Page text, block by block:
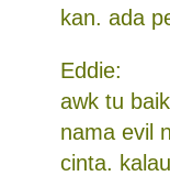
kan. ada
Eddie:
awk tu
nama evil
cinta.